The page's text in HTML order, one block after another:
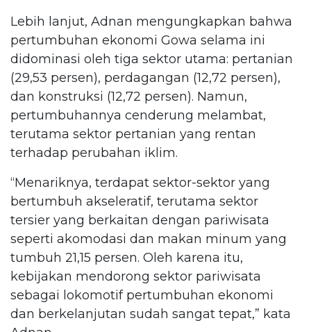
Lebih lanjut, Adnan mengungkapkan bahwa
pertumbuhan ekonomi Gowa selama ini
didominasi oleh tiga sektor utama: pertanian
(29,53 persen), perdagangan (12,72 persen),
dan konstruksi (12,72 persen). Namun,
pertumbuhannya cenderung melambat,
terutama sektor pertanian yang rentan
terhadap perubahan iklim.
“Menariknya, terdapat sektor-sektor yang
bertumbuh akseleratif, terutama sektor
tersier yang berkaitan dengan pariwisata
seperti akomodasi dan makan minum yang
tumbuh 21,15 persen. Oleh karena itu,
kebijakan mendorong sektor pariwisata
sebagai lokomotif pertumbuhan ekonomi
dan berkelanjutan sudah sangat tepat,” kata